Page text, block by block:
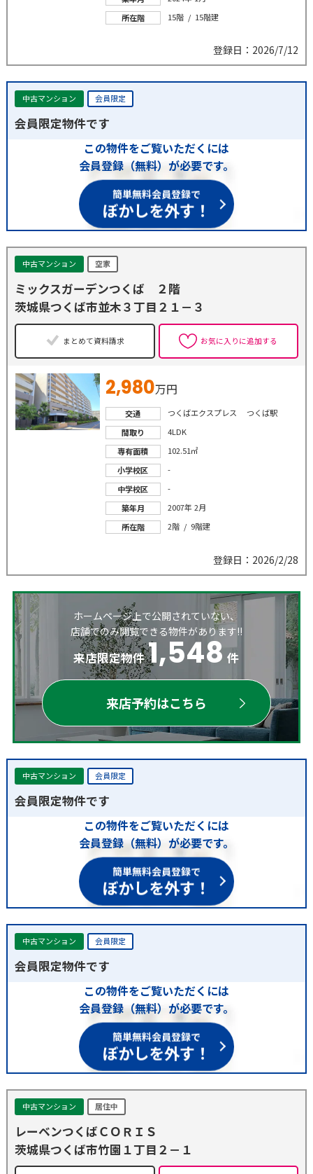
所在階
15階 / 15階建
登録日：2026/7/12
中古マンション 会員限定
会員限定物件です
この物件をご覧いただくには
会員登録（無料）が必要です。
簡単無料会員登録で
ぼかしを外す！
中古マンション 空家
ミックスガーデンつくば ２階
茨城県つくば市並木３丁目２１－３
まとめて資料請求 お気に入りに追加する
2,980万円
交通
つくばエクスプレス つくば駅
間取り
4LDK
専有面積
102.51㎡
小学校区
-
中学校区
-
築年月
2007年 2月
所在階
2階 / 9階建
登録日：2026/2/28
ホームページ上で公開されていない、
店舗でのみ閲覧できる物件があります!!
来店限定物件 1,548 件
来店予約はこちら
中古マンション 会員限定
会員限定物件です
この物件をご覧いただくには
会員登録（無料）が必要です。
簡単無料会員登録で
ぼかしを外す！
中古マンション 会員限定
会員限定物件です
この物件をご覧いただくには
会員登録（無料）が必要です。
簡単無料会員登録で
ぼかしを外す！
中古マンション 居住中
レーベンつくばＣＯＲＩＳ
茨城県つくば市竹園１丁目２－１